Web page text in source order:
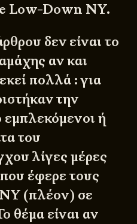
Low-Down NY.
δεν είναι το
αν και
πολλά : για
την
εμπλεκόμενοι ή
του
λίγες μέρες
έφερε τους
(πλέον) σε
θέμα είναι αν